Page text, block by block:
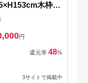
木枠全
アウォールミラ
円
還元率 48%
3サイトで掲載中